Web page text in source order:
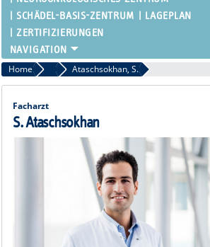
SCHÄDEL-BASIS-ZENTRUM
LAGEPLAN
ZERTIFIZIERUNGEN
Home FachärzteAtaschsokhan, S.
Facharzt
S. Ataschsokhan